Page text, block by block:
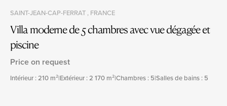
SAINT-JEAN-CAP-FERRAT , FRANCE
Villa moderne de 5 chambres avec vue dégagée et
piscine
Price on request
Intérieur : 210 m²|Extérieur : 2 170 m²|Chambres : 5|Salles de bains : 5